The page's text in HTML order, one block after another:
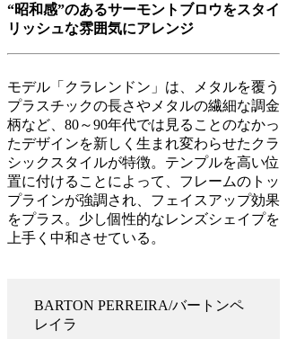
“昭和感”のあるサーモントブロウをスタイ
リッシュな雰囲気にアレンジ
モデル「クラレンドン」は、メタルを覆う
プラスチックの長さやメタルの繊細な調金
柄など、80～90年代では見ることのなかっ
たデザインを新しく生まれ変わらせたクラ
シックスタイルが特徴。テンプルを高い位
置に付けることによって、フレームのトッ
プラインが強調され、フェイスアップ効果
をプラス。少し個性的なレンズシェイプを
上手く中和させている。
BARTON PERREIRA/バートンペ
レイラ